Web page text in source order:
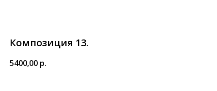
Композиция 13.
5400,00 р.